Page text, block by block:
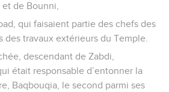
et de Bounni,
qui faisaient partie des chefs des
des travaux extérieurs du Temple.
descendant de Zabdi,
était responsable d’entonner la
Baqbouqia, le second parmi ses